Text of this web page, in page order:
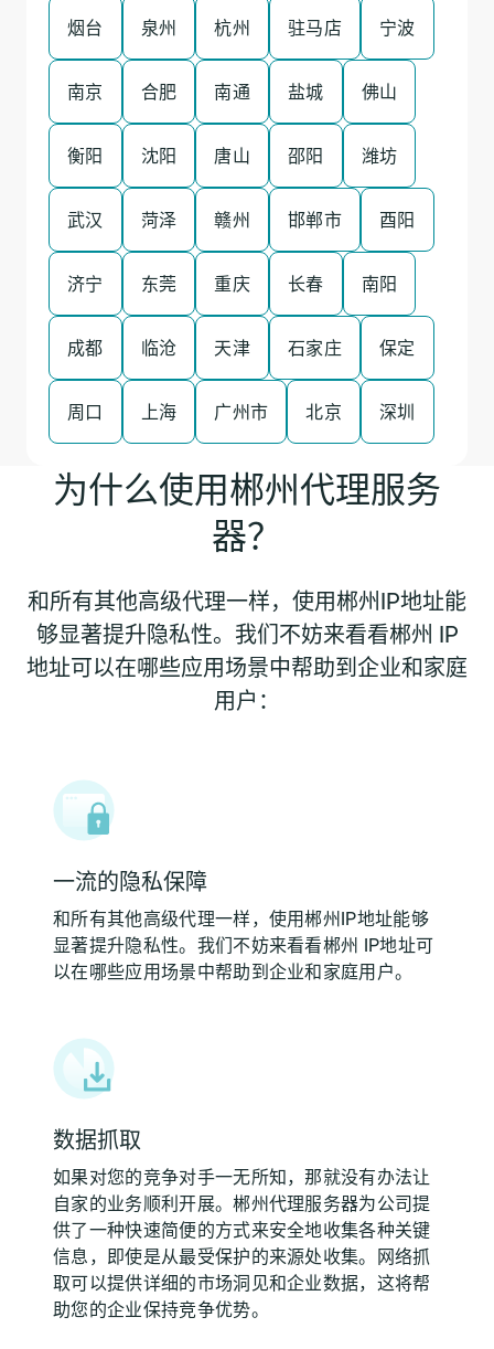
烟台 泉州 杭州 驻马店 宁波
南京 合肥 南通 盐城 佛山
衡阳 沈阳 唐山 邵阳 潍坊
武汉 菏泽 赣州 邯郸市 酉阳
济宁 东莞 重庆 长春 南阳
成都 临沧 天津 石家庄 保定
周口 上海 广州市 北京 深圳
为什么使用郴州代理服务
器？
和所有其他高级代理一样，使用郴州IP地址能
够显著提升隐私性。我们不妨来看看郴州 IP
地址可以在哪些应用场景中帮助到企业和家庭
用户：
一流的隐私保障
和所有其他高级代理一样，使用郴州IP地址能够
显著提升隐私性。我们不妨来看看郴州 IP地址可
以在哪些应用场景中帮助到企业和家庭用户。
数据抓取
如果对您的竞争对手一无所知，那就没有办法让
自家的业务顺利开展。郴州代理服务器为公司提
供了一种快速简便的方式来安全地收集各种关键
信息，即使是从最受保护的来源处收集。网络抓
取可以提供详细的市场洞见和企业数据，这将帮
助您的企业保持竞争优势。